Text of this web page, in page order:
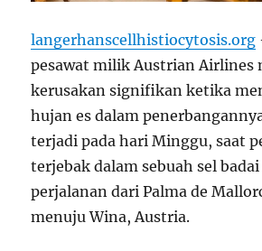
langerhanscellhistiocytosis.org
pesawat milik Austrian Airlines
kerusakan signifikan ketika
hujan es dalam
terjadi pada hari Minggu, saat
terjebak dalam sebuah sel
perjalanan dari Palma de
menuju Wina, Austria.